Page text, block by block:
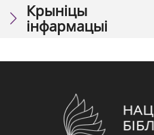
Крыніцы
інфармацыі